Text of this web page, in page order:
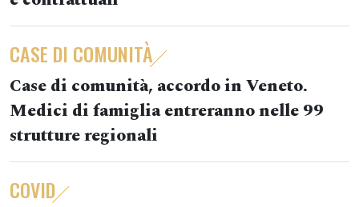
CASE DI COMUNITÀ
Case di comunità, accordo in Veneto.
Medici di famiglia entreranno nelle 99
strutture regionali
COVID